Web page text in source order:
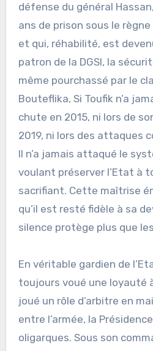
défense du général
ans de prison sous le
et qui, réhabilité, est
patron de la DGSI, la
même pourchassé par le
Bouteflika, Si Toufik n’a
chute en 2015, ni lors de
2019, ni lors des attaques
Il n’a jamais attaqué le
voulant préserver l’Etat à
sacrifiant. Cette maîtrise
qu’il est resté fidèle à sa
silence protège plus que
En véritable gardien de
toujours voué une loyauté
joué un rôle d’arbitre en
entre l’armée, la
oligarques. Sous son